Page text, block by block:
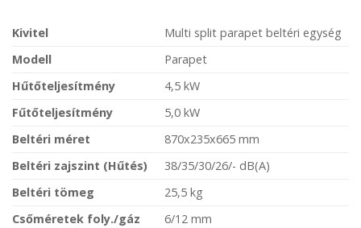
Kivitel
Multi split parapet beltéri egység
Modell
Parapet
Hűtőteljesítmény
4,5 kW
Fűtőteljesítmény
5,0 kW
Beltéri méret
870x235x665 mm
Beltéri zajszint (Hűtés)
38/35/30/26/- dB(A)
Beltéri tömeg
25,5 kg
Csőméretek foly./gáz
6/12 mm